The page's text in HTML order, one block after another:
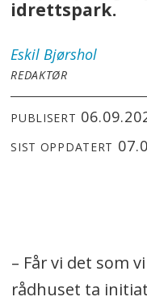
idrettspark.
Eskil Bjørshol
REDAKTØR
PUBLISERT
SIST OPPDATERT
– Får vi det som
rådhuset ta